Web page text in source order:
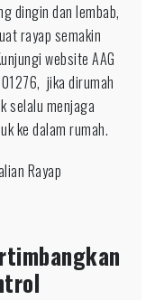
dingin dan lembab,
rayap semakin
website AAG
jika dirumah
selalu menjaga
ke dalam rumah.
Rayap